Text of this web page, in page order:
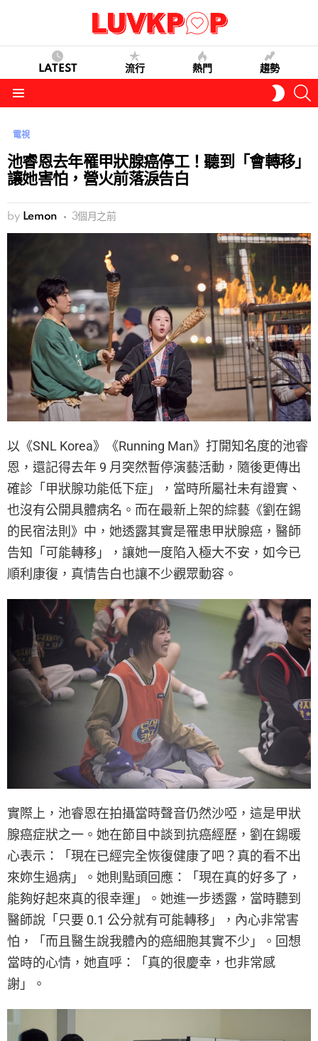
LATEST 流行 熱門 趨勢
SKIN
電視
池睿恩去年罹甲狀腺癌停工！聽到「會轉移」
讓她害怕，營火前落淚告白
by Lemon 3個月之前
以《SNL Korea》《Running Man》打開知名度的池睿
恩，還記得去年 9 月突然暫停演藝活動，隨後更傳出
確診「甲狀腺功能低下症」，當時所屬社未有證實、
也沒有公開具體病名。而在最新上架的綜藝《劉在錫
的民宿法則》中，她透露其實是罹患甲狀腺癌，醫師
告知「可能轉移」，讓她一度陷入極大不安，如今已
順利康復，真情告白也讓不少觀眾動容。
實際上，池睿恩在拍攝當時聲音仍然沙啞，這是甲狀
腺癌症狀之一。她在節目中談到抗癌經歷，劉在錫暖
心表示：「現在已經完全恢復健康了吧？真的看不出
來妳生過病」。她則點頭回應：「現在真的好多了，
能夠好起來真的很幸運」。她進一步透露，當時聽到
醫師說「只要 0.1 公分就有可能轉移」，內心非常害
怕，「而且醫生說我體內的癌細胞其實不少」。回想
當時的心情，她直呼：「真的很慶幸，也非常感
謝」。